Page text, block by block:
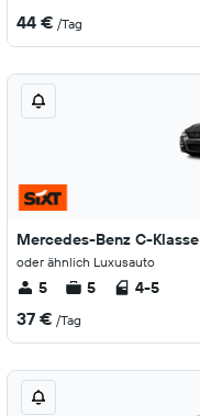
44 € /Tag
Mercedes-Benz C-Klasse
oder ähnlich Luxusauto
5 5 4-5
37 € /Tag